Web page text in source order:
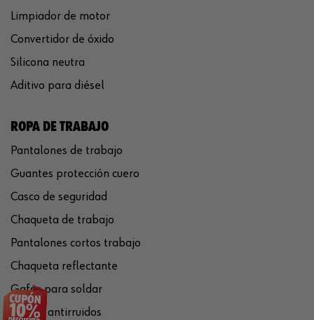
Limpiador de motor
Convertidor de óxido
Silicona neutra
Aditivo para diésel
ROPA DE TRABAJO
Pantalones de trabajo
Guantes protección cuero
Casco de seguridad
Chaqueta de trabajo
Pantalones cortos trabajo
Chaqueta reflectante
Gafas para soldar
Cascos antirruidos